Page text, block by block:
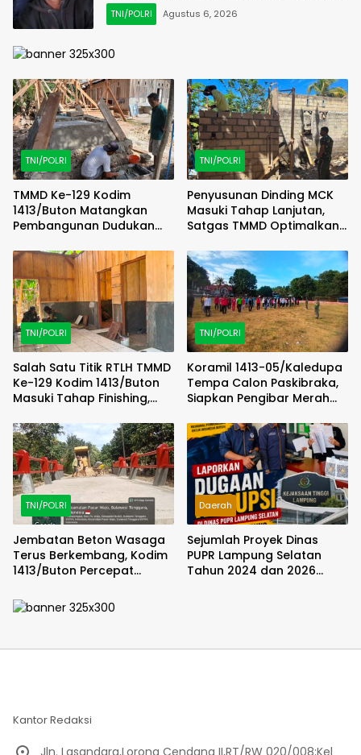
TNI/POLRI Agustus 6, 2026
TNI/POLRI
TMMD Ke-129 Kodim
1413/Buton Matangkan
Pembangunan Dudukan
Kualitas Air Bersih
TNI/POLRI
Penyusunan Dinding MCK
Masuki Tahap Lanjutan,
Satgas TMMD Optimalkan
TNI/POLRI
Salah Satu Titik RTLH TMMD
Ke-129 Kodim 1413/Buton
Masuki Tahap Finishing,
Nyata
TNI/POLRI
Koramil 1413-05/Kaledupa
Tempa Calon Paskibraka,
Siapkan Pengibar Merah
Disiplin
TNI/POLRI
Jembatan Beton Wasaga
Terus Berkembang, Kodim
1413/Buton Percepat
Daerah
Sejumlah Proyek Dinas
PUPR Lampung Selatan
Tahun 2024 dan 2026
Kantor Redaksi
Jln. Lasandara,Lorong Cendana II,RT/RW 020/008;Kel